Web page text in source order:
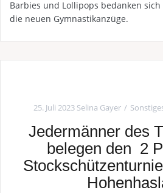
Barbies und Lollipops bedanken
die neuen Gymnastikanzüge.
25. Juli 2023 Selina Gayer
Jedermänner des
belegen den 2